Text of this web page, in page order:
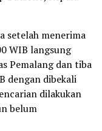
setelah menerima
WIB langsung
Pemalang dan tiba
dengan dibekali
dilakukan
belum